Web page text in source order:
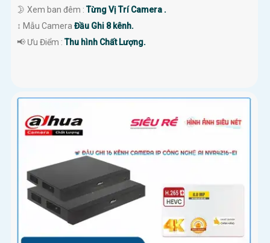
🌛 Xem ban đêm :Từng Vị Trí Camera .
↕️ Mẫu Camera Đầu Ghi 8 kênh.
️📢 Ưu Điểm :Thu hình Chất Lượng.